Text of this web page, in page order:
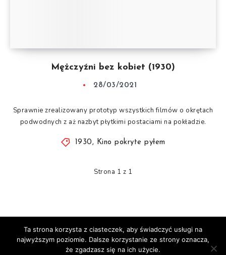
Mężczyźni bez kobiet (1930)
28/03/2021
Sprawnie zrealizowany prototyp wszystkich filmów o okrętach
podwodnych z aż nazbyt płytkimi postaciami na pokładzie.
1930, Kino pokryte pyłem
Strona 1 z 1
© Mocne Punkty 2020-2025
Facebook Instagram
Ta strona korzysta z ciasteczek, aby świadczyć usługi na
najwyższym poziomie. Dalsze korzystanie ze strony oznacza,
że zgadzasz się na ich użycie.